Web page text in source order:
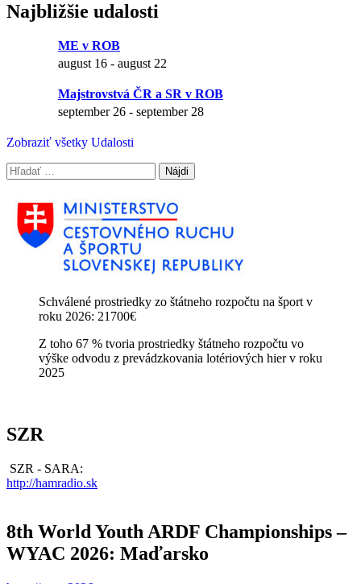
Najbližšie udalosti
ME v ROB
august 16 - august 22
Majstrovstvá ČR a SR v ROB
september 26 - september 28
Zobraziť všetky Udalosti
Hľadať:
Schválené prostriedky zo štátneho rozpočtu na šport v
roku 2026: 21700€
Z toho 67 % tvoria prostriedky štátneho rozpočtu vo
výške odvodu z prevádzkovania lotériových hier v roku
2025
SZR
SZR - SARA:
http://hamradio.sk
8th World Youth ARDF Championships –
WYAC 2026: Maďarsko